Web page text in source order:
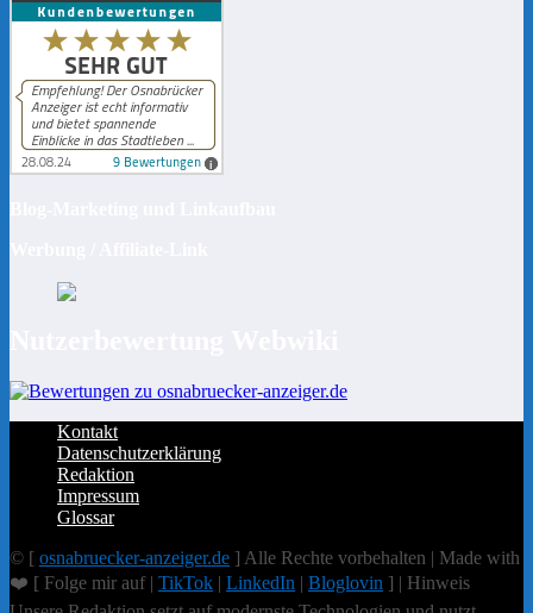
Kontakt
Datenschutzerklärung
Redaktion
Impressum
Glossar
© [ osnabruecker-anzeiger.de ] Alle Rechte vorbehalten | Made with
❤️ [ Folge mir auf | TikTok | LinkedIn | Bloglovin ] | Hinweis